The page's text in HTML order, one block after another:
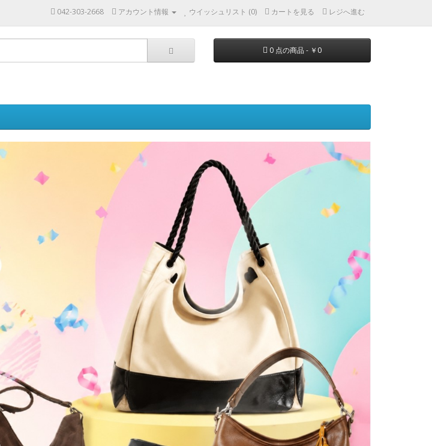
042-303-2668 アカウント情報 ウイッシュリスト (0) カートを見る レジへ進む
0 点の商品 - ￥0